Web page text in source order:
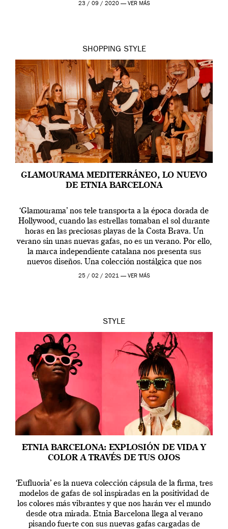
23 / 09 / 2020 — VER MÁS
SHOPPING STYLE
GLAMOURAMA MEDITERRÁNEO, LO NUEVO
DE ETNIA BARCELONA
‘Glamourama’ nos tele transporta a la época dorada de
Hollywood, cuando las estrellas tomaban el sol durante
horas en las preciosas playas de la Costa Brava. Un
verano sin unas nuevas gafas, no es un verano. Por ello,
la marca independiente catalana nos presenta sus
nuevos diseños. Una colección nostálgica que nos
devuelve al pasado […]
25 / 02 / 2021 — VER MÁS
STYLE
ETNIA BARCELONA: EXPLOSIÓN DE VIDA Y
COLOR A TRAVÉS DE TUS OJOS
‘Eufluoria’ es la nueva colección cápsula de la firma, tres
modelos de gafas de sol inspiradas en la positividad de
los colores más vibrantes y que nos harán ver el mundo
desde otra mirada. Etnia Barcelona llega al verano
pisando fuerte con sus nuevas gafas cargadas de